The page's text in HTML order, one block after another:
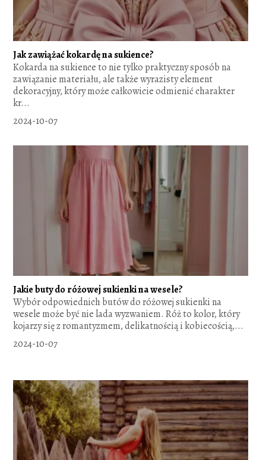
Jak zawiążać kokardę na sukience?
Kokarda na sukience to nie tylko praktyczny sposób na
zawiązanie materiału, ale także wyrazisty element
dekoracyjny, który może całkowicie odmienić charakter
kr...
2024-10-07
Jakie buty do różowej sukienki na wesele?
Wybór odpowiednich butów do różowej sukienki na
wesele może być nie lada wyzwaniem. Róż to kolor, który
kojarzy się z romantyzmem, delikatnością i kobiecością,...
2024-10-07